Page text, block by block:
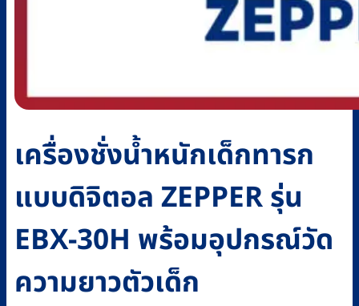
เครื่องชั่งน้ำหนักเด็กทารก
แบบดิจิตอล ZEPPER รุ่น
EBX-30H พร้อมอุปกรณ์วัด
ความยาวตัวเด็ก